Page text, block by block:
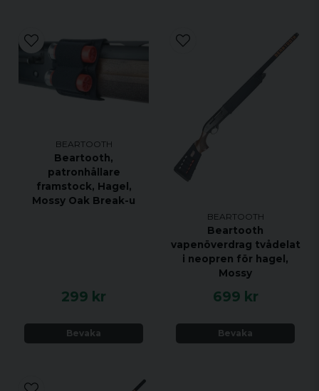
BEARTOOTH
Beartooth,
patronhållare
framstock, Hagel,
Mossy Oak Break-u
299 kr
Bevaka
BEARTOOTH
Beartooth
vapenöverdrag tvådelat
i neopren för hagel,
Mossy
699 kr
Bevaka